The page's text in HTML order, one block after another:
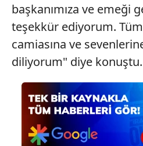
başkanımıza ve emeği
teşekkür ediyorum.
camiasına ve
diliyorum" diye konuştu.